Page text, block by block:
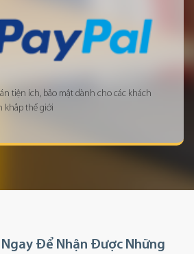
tiện ích, bảo mật dành cho các khách
khắp thế giới
Để Nhận Được Những